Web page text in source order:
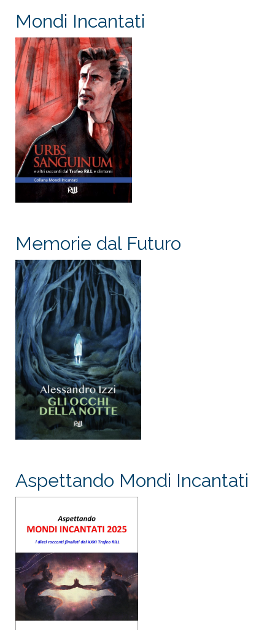
Mondi Incantati
Memorie dal Futuro
Aspettando Mondi Incantati